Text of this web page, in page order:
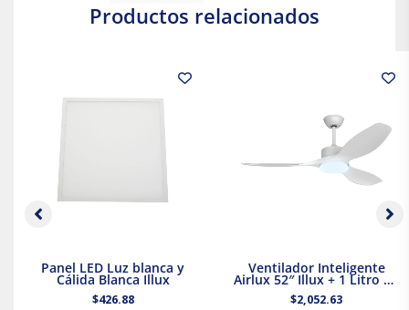
Productos relacionados
Panel LED Luz blanca y
Cálida Blanca Illux
$426.88
Ventilador Inteligente
Airlux 52″ Illux + 1 Litro de
Pintura Blanca Acuario
$2,052.63